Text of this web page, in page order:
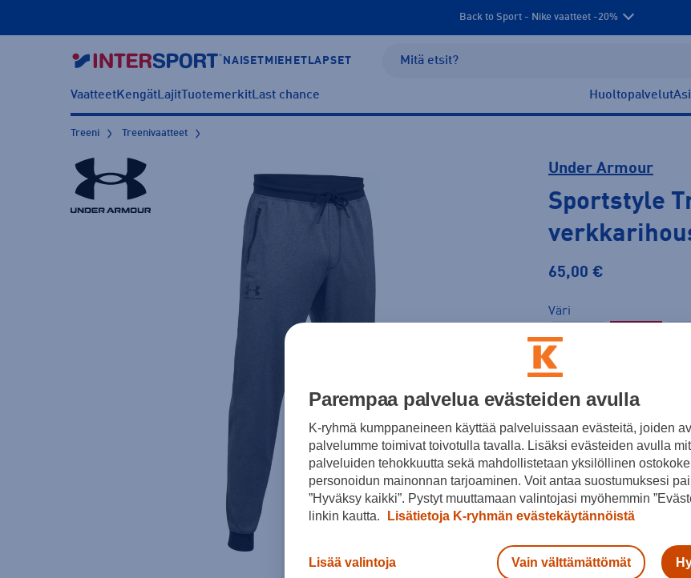
Back to Sport - Nike vaatteet -20%
NAISET MIEHET LAPSET
VaatteetKengätLajitTuotemerkitLast chance Huoltopalvelut
Treeni Treenivaatteet
Under Armour
Sportstyle
65,00 €
Väri
XS S M
Kokotaulukko
Parempaa palvelua evästeiden avulla
K-ryhmä kumppaneineen käyttää palveluissaan evästeitä, joiden
palvelumme toimivat toivotulla tavalla. Lisäksi evästeiden avulla
palveluiden tehokkuutta sekä mahdollistetaan yksilöllinen
personoidun mainonnan tarjoaminen. Voit antaa suostumuksesi
”Hyväksy kaikki”. Pystyt muuttamaan valintojasi myöhemmin
linkin kautta.
Lisätietoja K-ryhmän evästekäytännöistä
Lisää valintoja Vain välttämättömät